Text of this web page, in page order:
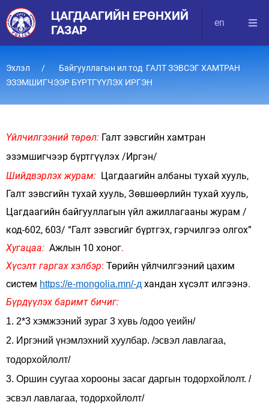
ЦАГДААГИЙН ЕРӨНХИЙ
ГАЗАР
en
Эхлэл
Байгууллагын ил тод ГАЛТ ЗЭВСЭГ ХАМТРАН
ЭЗЭМШИГЧЭЭР БҮРТГҮҮЛЭХ ИРГЭН
Үйлчилгээний төрөл: Галт зэвсгийн хамтран
эзэмшигчээр бүртгүүлэх /Иргэн/
Шийдвэрлэх журам: Цагдаагийн албаны тухай хууль,
Галт зэвсгийн тухай хууль, Зөвшөөрлийн тухай хууль,
Цагдаагийн байгууллагын үйл ажиллагааны журам /
код-602, 603/ “Галт зэвсгийг бүртгэх, гэрчилгээ олгох”
Хугацаа: Ажлын 10 хоног.
Хүсэлт гаргах хэлбэр: Төрийн үйлчилгээний цахим
систем https://e-mongolia.mn/-д хандан хүсэлт илгээнэ.
Бүрдүүлэх баримт бичиг:
1. 2*3 хэмжээний зураг 3 хувь /одоо үеийн/
2. Иргэний үнэмлэхний хуулбар. /эсвэл лавлагаа,
тодорхойлолт/
3. Оршин суугаа хорооны засаг даргын тодорхойлолт. /
эсвэл лавлагаа, тодорхойлолт/